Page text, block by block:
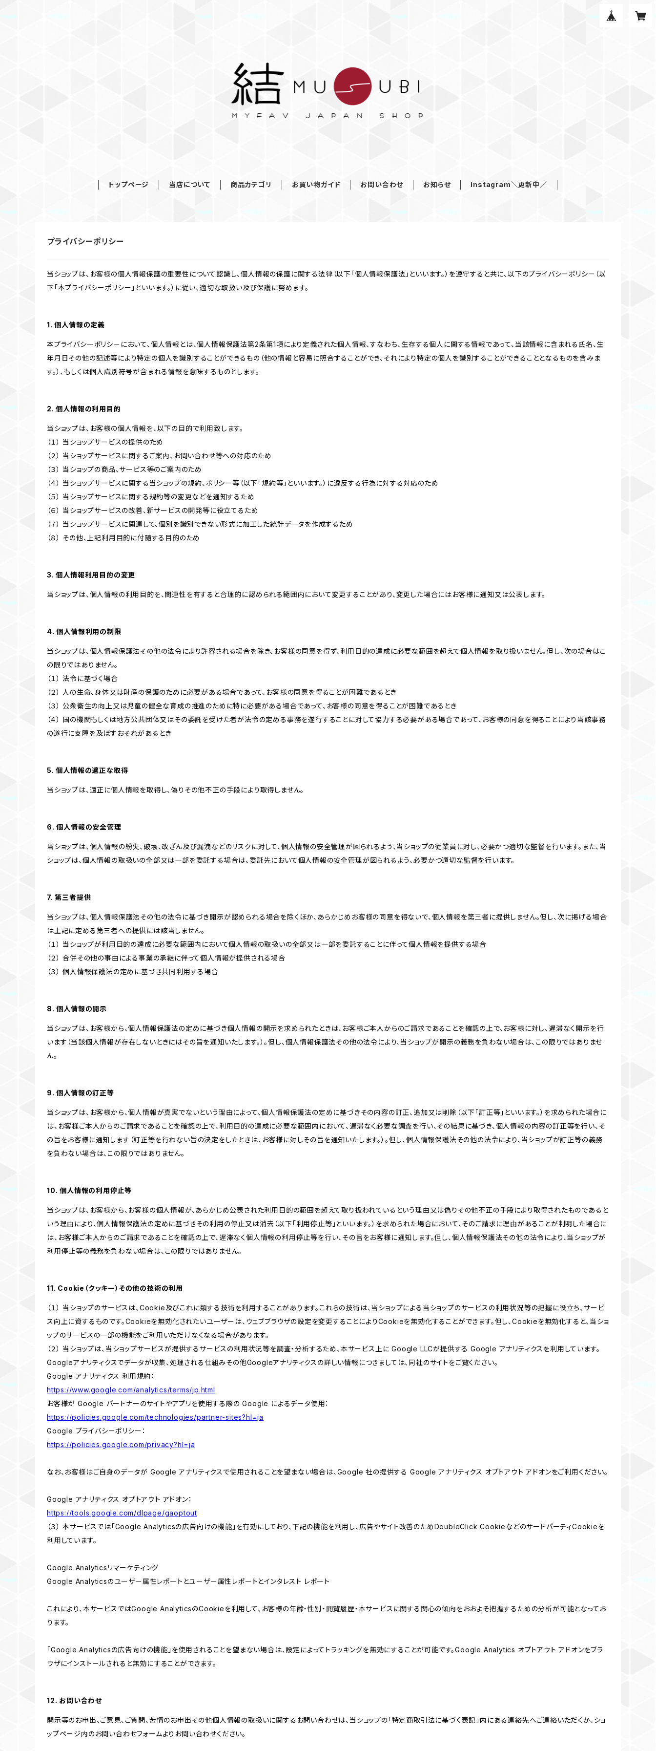
トップページ 当店について 商品カテゴリ お買い物ガイド お問い合わせ お知らせ Instagram＼更新中／
プライバシーポリシー
当ショップは、お客様の個人情報保護の重要性について認識し、個人情報の保護に関する法律（以下「個人情報保護法」といいます。）を遵守すると共に、以下のプライバシーポリシー（以
下「本プライバシーポリシー」といいます。）に従い、適切な取扱い及び保護に努めます。
1. 個人情報の定義
本プライバシーポリシーにおいて、個人情報とは、個人情報保護法第2条第1項により定義された個人情報、すなわち、生存する個人に関する情報であって、当該情報に含まれる氏名、生
年月日その他の記述等により特定の個人を識別することができるもの（他の情報と容易に照合することができ、それにより特定の個人を識別することができることとなるものを含みま
す。）、もしくは個人識別符号が含まれる情報を意味するものとします。
2. 個人情報の利用目的
当ショップは、お客様の個人情報を、以下の目的で利用致します。
（１） 当ショップサービスの提供のため
（２） 当ショップサービスに関するご案内、お問い合わせ等への対応のため
（３） 当ショップの商品、サービス等のご案内のため
（４） 当ショップサービスに関する当ショップの規約、ポリシー等（以下「規約等」といいます。）に違反する行為に対する対応のため
（５） 当ショップサービスに関する規約等の変更などを通知するため
（６） 当ショップサービスの改善、新サービスの開発等に役立てるため
（７） 当ショップサービスに関連して、個別を識別できない形式に加工した統計データを作成するため
（８） その他、上記利用目的に付随する目的のため
3. 個人情報利用目的の変更
当ショップは、個人情報の利用目的を、関連性を有すると合理的に認められる範囲内において変更することがあり、変更した場合にはお客様に通知又は公表します。
4. 個人情報利用の制限
当ショップは、個人情報保護法その他の法令により許容される場合を除き、お客様の同意を得ず、利用目的の達成に必要な範囲を超えて個人情報を取り扱いません。但し、次の場合はこ
の限りではありません。
（１） 法令に基づく場合
（２） 人の生命、身体又は財産の保護のために必要がある場合であって、お客様の同意を得ることが困難であるとき
（３） 公衆衛生の向上又は児童の健全な育成の推進のために特に必要がある場合であって、お客様の同意を得ることが困難であるとき
（４） 国の機関もしくは地方公共団体又はその委託を受けた者が法令の定める事務を遂行することに対して協力する必要がある場合であって、お客様の同意を得ることにより当該事務
の遂行に支障を及ぼすおそれがあるとき
5. 個人情報の適正な取得
当ショップは、適正に個人情報を取得し、偽りその他不正の手段により取得しません。
6. 個人情報の安全管理
当ショップは、個人情報の紛失、破壊、改ざん及び漏洩などのリスクに対して、個人情報の安全管理が図られるよう、当ショップの従業員に対し、必要かつ適切な監督を行います。また、当
ショップは、個人情報の取扱いの全部又は一部を委託する場合は、委託先において個人情報の安全管理が図られるよう、必要かつ適切な監督を行います。
7. 第三者提供
当ショップは、個人情報保護法その他の法令に基づき開示が認められる場合を除くほか、あらかじめお客様の同意を得ないで、個人情報を第三者に提供しません。但し、次に掲げる場合
は上記に定める第三者への提供には該当しません。
（１） 当ショップが利用目的の達成に必要な範囲内において個人情報の取扱いの全部又は一部を委託することに伴って個人情報を提供する場合
（２） 合併その他の事由による事業の承継に伴って個人情報が提供される場合
（３） 個人情報保護法の定めに基づき共同利用する場合
8. 個人情報の開示
当ショップは、お客様から、個人情報保護法の定めに基づき個人情報の開示を求められたときは、お客様ご本人からのご請求であることを確認の上で、お客様に対し、遅滞なく開示を行
います（当該個人情報が存在しないときにはその旨を通知いたします。）。但し、個人情報保護法その他の法令により、当ショップが開示の義務を負わない場合は、この限りではありませ
ん。
9. 個人情報の訂正等
当ショップは、お客様から、個人情報が真実でないという理由によって、個人情報保護法の定めに基づきその内容の訂正、追加又は削除（以下「訂正等」といいます。）を求められた場合に
は、お客様ご本人からのご請求であることを確認の上で、利用目的の達成に必要な範囲内において、遅滞なく必要な調査を行い、その結果に基づき、個人情報の内容の訂正等を行い、そ
の旨をお客様に通知します（訂正等を行わない旨の決定をしたときは、お客様に対しその旨を通知いたします。）。但し、個人情報保護法その他の法令により、当ショップが訂正等の義務
を負わない場合は、この限りではありません。
10. 個人情報の利用停止等
当ショップは、お客様から、お客様の個人情報が、あらかじめ公表された利用目的の範囲を超えて取り扱われているという理由又は偽りその他不正の手段により取得されたものであると
いう理由により、個人情報保護法の定めに基づきその利用の停止又は消去（以下「利用停止等」といいます。）を求められた場合において、そのご請求に理由があることが判明した場合に
は、お客様ご本人からのご請求であることを確認の上で、遅滞なく個人情報の利用停止等を行い、その旨をお客様に通知します。但し、個人情報保護法その他の法令により、当ショップが
利用停止等の義務を負わない場合は、この限りではありません。
11. Cookie（クッキー）その他の技術の利用
（１） 当ショップのサービスは、Cookie及びこれに類する技術を利用することがあります。これらの技術は、当ショップによる当ショップのサービスの利用状況等の把握に役立ち、サービ
ス向上に資するものです。Cookieを無効化されたいユーザーは、ウェブブラウザの設定を変更することによりCookieを無効化することができます。但し、Cookieを無効化すると、当ショ
ップのサービスの一部の機能をご利用いただけなくなる場合があります。
（２） 当ショップは、当ショップサービスが提供するサービスの利用状況等を調査・分析するため、本サービス上に Google LLCが提供する Google アナリティクスを利用しています。
Googleアナリティクスでデータが収集、処理される仕組みその他Googleアナリティクスの詳しい情報につきましては、同社のサイトをご覧ください。
Google アナリティクス 利用規約：
https://www.google.com/analytics/terms/jp.html
お客様が Google パートナーのサイトやアプリを使用する際の Google によるデータ使用：
https://policies.google.com/technologies/partner-sites?hl=ja
Google プライバシーポリシー：
https://policies.google.com/privacy?hl=ja
なお、お客様はご自身のデータが Google アナリティクスで使用されることを望まない場合は、Google 社の提供する Google アナリティクス オプトアウト アドオンをご利用ください。
Google アナリティクス オプトアウト アドオン：
https://tools.google.com/dlpage/gaoptout
（３） 本サービスでは「Google Analyticsの広告向けの機能」を有効にしており、下記の機能を利用し、広告やサイト改善のためDoubleClick CookieなどのサードパーティCookieを
利用しています。
Google Analyticsリマーケティング
Google Analyticsのユーザー属性レポートとユーザー属性レポートとインタレスト レポート
これにより、本サービスではGoogle AnalyticsのCookieを利用して、お客様の年齢・性別・閲覧履歴・本サービスに関する関心の傾向をおおよそ把握するための分析が可能となってお
ります。
「Google Analyticsの広告向けの機能」を使用されることを望まない場合は、設定によってトラッキングを無効にすることが可能です。Google Analytics オプトアウト アドオンをブラ
ウザにインストールされると無効にすることができます。
12. お問い合わせ
開示等のお申出、ご意見、ご質問、苦情のお申出その他個人情報の取扱いに関するお問い合わせは、当ショップの「特定商取引法に基づく表記」内にある連絡先へご連絡いただくか、ショ
ップページ内のお問い合わせフォームよりお問い合わせください。